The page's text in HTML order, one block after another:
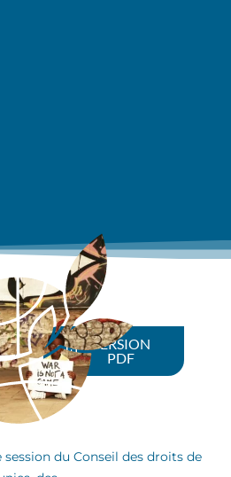
,
VERSION
PDF
du Conseil des droits de